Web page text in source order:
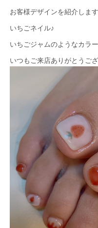
お客様デザインを紹介します
いちごネイル♪
いちごジャムのようなカラ
いつもご来店ありがとうご